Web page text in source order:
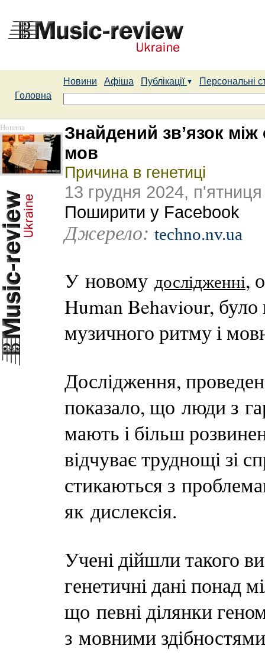
Новини Афіша Публікації
Персональні
Головна
Новина
Знайдений зв’язок
мов
Причина в генетиці
13 грудня 2024, п'ятниця
Поширити у Facebook
Джерело: techno.nv.ua
У новому дослідженні,
Human Behaviour,
музичного ритму і
Дослідження,
показало, що люди з
мають і більш
відчуває труднощі зі
стикаються з
як дислексія.
Учені дійшли такого
генетичні дані понад
що певні ділянки
з мовними